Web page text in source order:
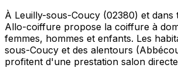
À Leuilly-sous-Coucy (02380) et dans
Allo-coiffure propose la coiffure à
femmes, hommes et enfants. Les
sous-Coucy et des alentours
profitent d'une prestation salon